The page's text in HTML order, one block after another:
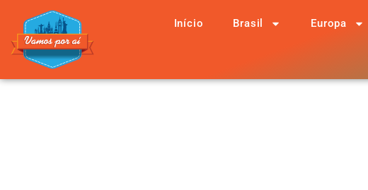
Início Brasil Europa